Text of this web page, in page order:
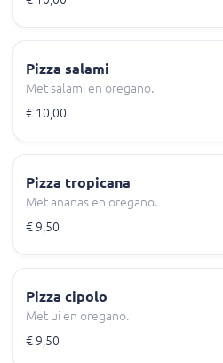
Pizza salami
Met salami en oregano.
€ 10,00
Pizza tropicana
Met ananas en oregano.
€ 9,50
Pizza cipolo
Met ui en oregano.
€ 9,50